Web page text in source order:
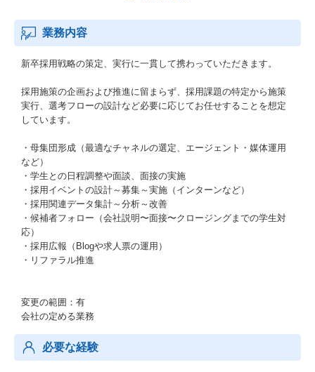
業務内容
新卒採用戦略の策定、実行に一貫して携わっていただきます。
採用施策の企画および推進に留まらず、採用課題の特定から施策
実行、選考フローの設計など必要に応じてお任せすることを想定
しています。
・母集団形成（最適なチャネルの選定、エージェント・媒体運用
など）
・学生との日程調整や面談、面接の実施
・採用イベントの設計～募集～実施（インターンなど）
・採用関連データ集計～分析～改善
・候補者フォロー（会社説明〜面接〜クロージングまでの学生対
応）
・採用広報（Blogや求人票の運用）
・リファラル推進
変更の範囲：有
会社の定める業務
必要な経験